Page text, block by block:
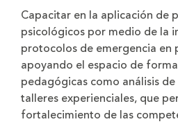
Capacitar en la aplicación de
psicológicos por medio de la
protocolos de emergencia en
apoyando el espacio de
pedagógicas como análisis
talleres experienciales, que
fortalecimiento de las